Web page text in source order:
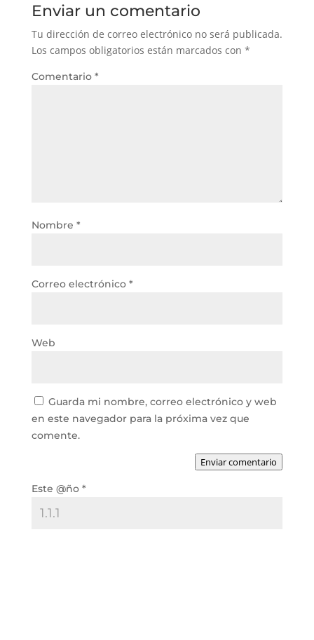
Enviar un comentario
Tu dirección de correo electrónico no será publicada.
Los campos obligatorios están marcados con *
Comentario *
Nombre *
Correo electrónico *
Web
Guarda mi nombre, correo electrónico y web
en este navegador para la próxima vez que
comente.
Enviar comentario
Este @ño *